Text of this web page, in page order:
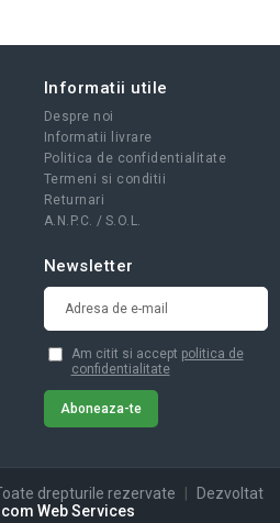
Informatii utile
Despre noi
Informatii livrare
Politica de confidentialitate
Termeni si conditii
Returnari
A.N.P.C. / S.O.L.
Newsletter
Am citit si accept politica de
confidentialitate
drepturile rezervate |
Dezvoltat
Web Services